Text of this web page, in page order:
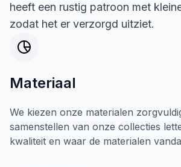
heeft een rustig patroon met
zodat het er verzorgd uitziet.
Materiaal
We kiezen onze materialen
samenstellen van onze collecties
kwaliteit en waar de materialen